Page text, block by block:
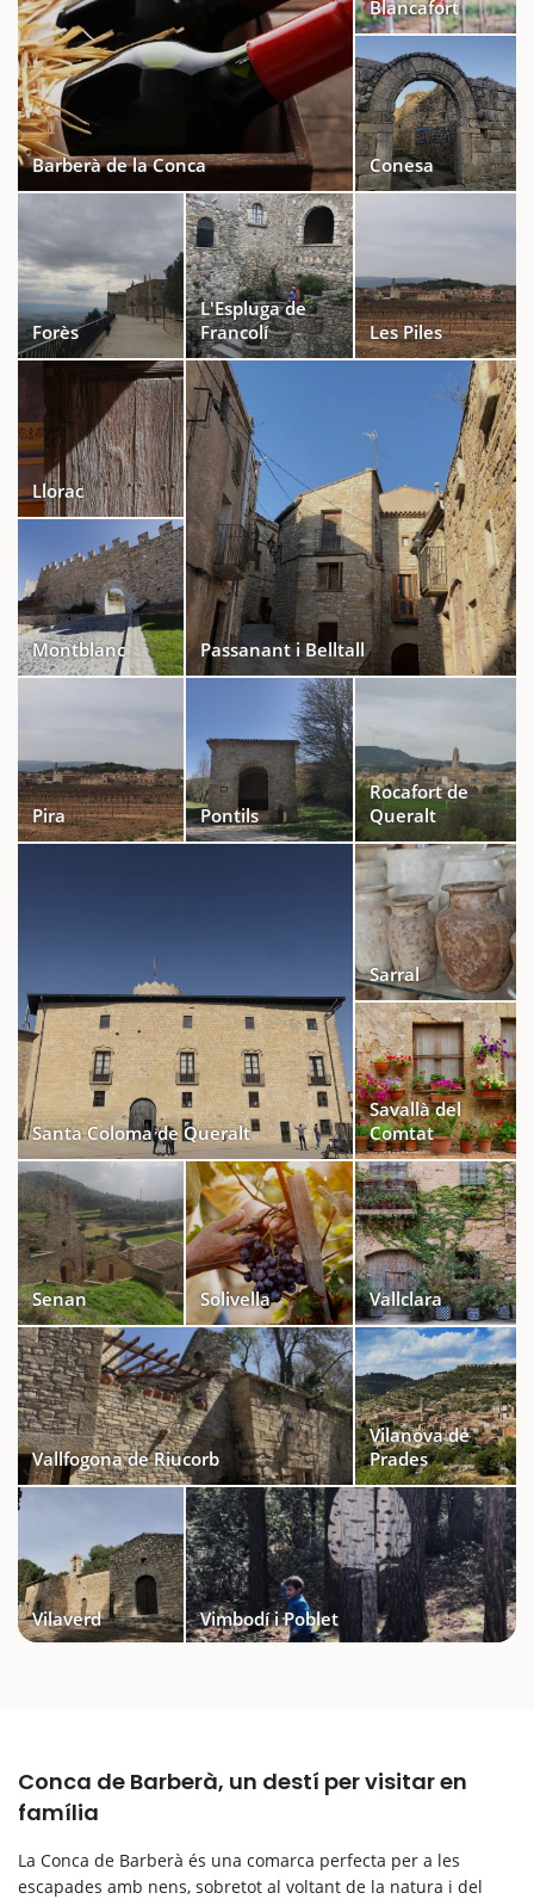
Barberà de la Conca
Blancafort
Conesa
Forès
L'Espluga de
Francolí
Les Piles
Llorac
Montblanc Passanant i Belltall
Pira Pontils
Rocafort de
Queralt
Santa Coloma de Queralt
Sarral
Savallà del
Comtat
Senan Solivella Vallclara
Vallfogona de Riucorb
Vilanova de
Prades
Vilaverd Vimbodí i Poblet
Conca de Barberà, un destí per visitar en
família
La Conca de Barberà és una comarca perfecta per a les
escapades amb nens, sobretot al voltant de la natura i del